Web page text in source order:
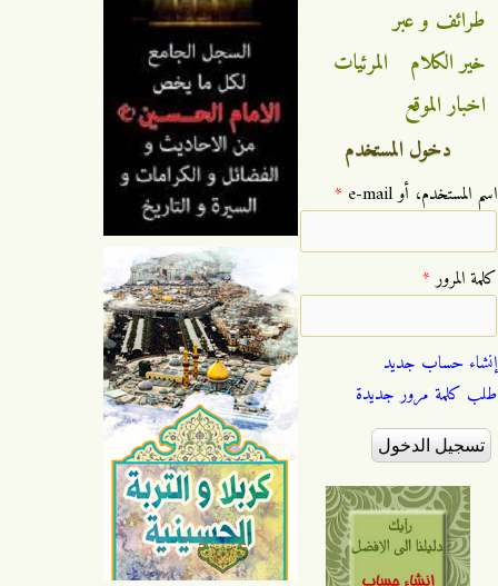
طرائف و عبر
خير الكلام
المرئيات
اخبار الموقع
دخول المستخدم
‏اسم المستخدم، أو e-mail ‏ *
‏كلمة المرور ‏*
إنشاء حساب جديد
طلب كلمة مرور جديدة